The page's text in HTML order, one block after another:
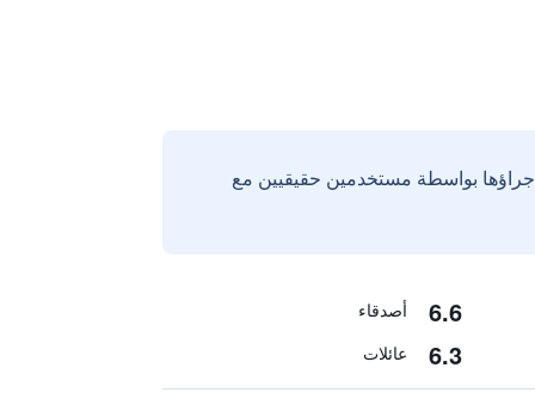
بواسطة مستخدمين حقيقيين مع
6.6 أصدقاء
6.3 عائلات